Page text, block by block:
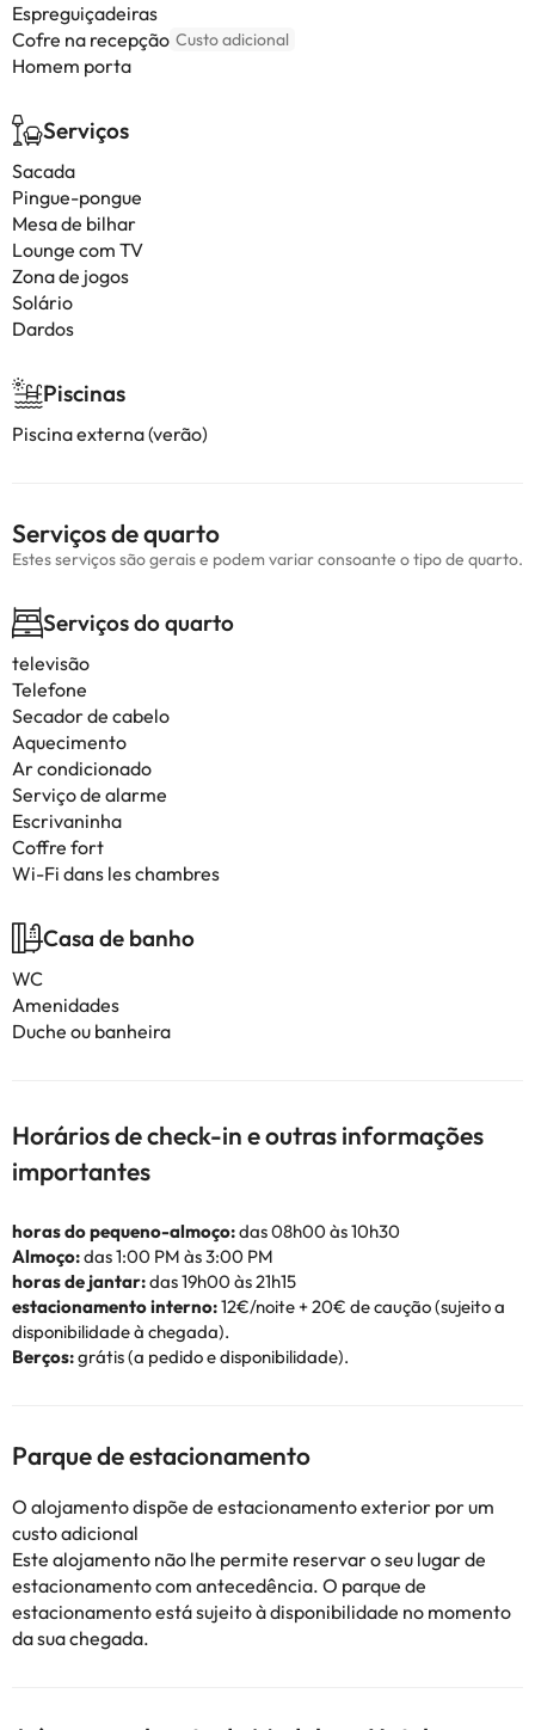
Espreguiçadeiras
Cofre na recepção Custo adicional
Homem porta
Serviços
Sacada
Pingue-pongue
Mesa de bilhar
Lounge com TV
Zona de jogos
Solário
Dardos
Piscinas
Piscina externa (verão)
Serviços de quarto
Estes serviços são gerais e podem variar consoante o tipo de quarto.
Serviços do quarto
televisão
Telefone
Secador de cabelo
Aquecimento
Ar condicionado
Serviço de alarme
Escrivaninha
Coffre fort
Wi-Fi dans les chambres
Casa de banho
WC
Amenidades
Duche ou banheira
Horários de check-in e outras informações
importantes
horas do pequeno-almoço:das 08h00 às 10h30
Almoço:das 1:00 PM às 3:00 PM
horas de jantar:das 19h00 às 21h15
estacionamento interno:12€/noite + 20€ de caução (sujeito a
disponibilidade à chegada).
Berços:grátis (a pedido e disponibilidade).
Parque de estacionamento
O alojamento dispõe de estacionamento exterior por um
custo adicional
Este alojamento não lhe permite reservar o seu lugar de
estacionamento com antecedência. O parque de
estacionamento está sujeito à disponibilidade no momento
da sua chegada.